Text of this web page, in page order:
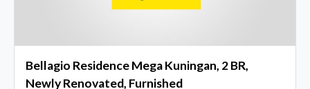
Bellagio Residence Mega Kuningan, 2 BR,
Newly Renovated, Furnished